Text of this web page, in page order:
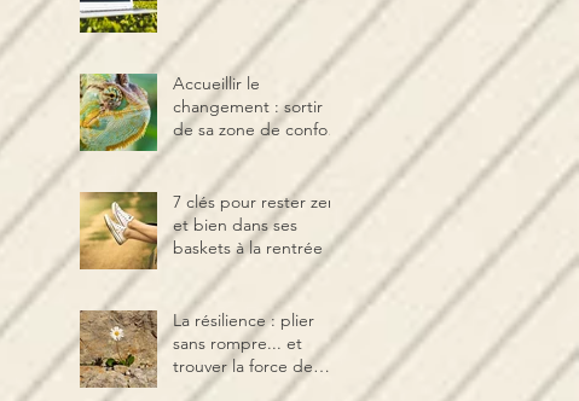
Accueillir le
changement : sortir
de sa zone de confort
et activer la
neuroplasticité !
7 clés pour rester zen
et bien dans ses
baskets à la rentrée
La résilience : plier
sans rompre... et
trouver la force de
rebondir !